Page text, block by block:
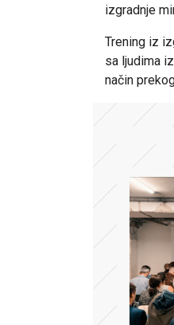
izgradnje
Trening iz
sa ljudima
način